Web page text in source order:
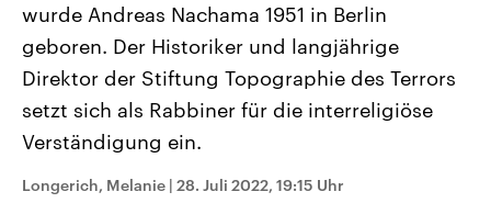
Landtagswahl Sachsen-Anhalt
2026
Alle Informationen
Sachsen-Anhalt wählt am 6.
September 2026 einen neuen
Landtag. Seit 2021 wird das
Bundesland von einer Koalition aus
CDU, SPD und FDP regiert.-
USA
Aktuelle Beiträge,
Hintergründe
Wirtschaftlich und
mit großem Einfluss auf
aktuelle Weltgeschehen.
wurde Andreas Nachama 1951 in Berlin
geboren. Der Historiker und langjährige
Direktor der Stiftung Topographie des Terrors
setzt sich als Rabbiner für die interreligiöse
Verständigung ein.
Longerich, Melanie | 28. Juli 2022, 19:15 Uhr